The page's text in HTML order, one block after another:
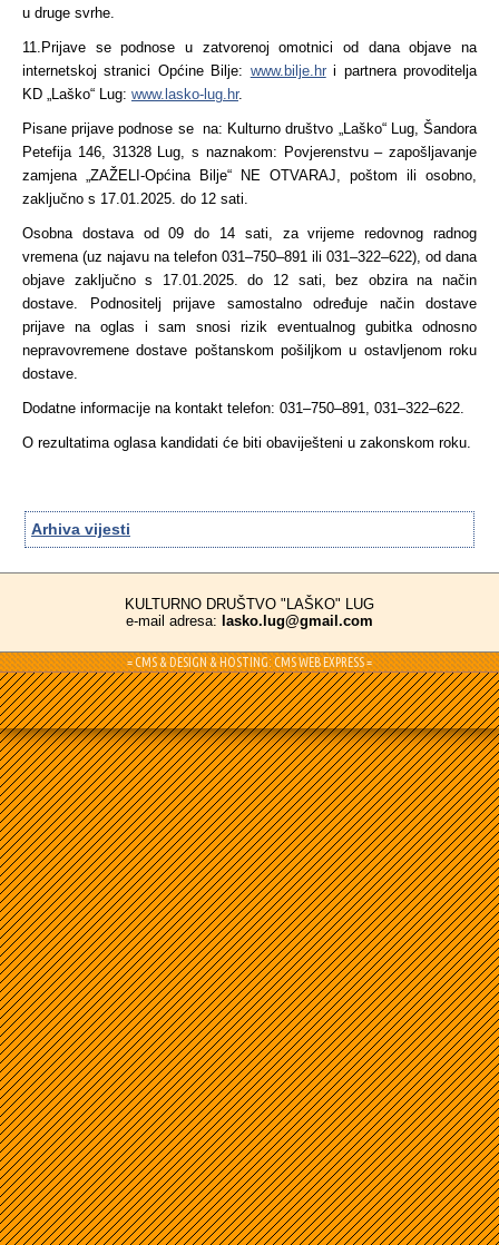
u druge svrhe.
11.Prijave se podnose u zatvorenoj omotnici od dana objave na
internetskoj stranici Općine Bilje: www.bilje.hri partnera provoditelja
KD „Laško“ Lug: www.lasko-lug.hr.
Pisane prijave podnose se na: Kulturno društvo „Laško“ Lug, Šandora
Petefija 146, 31328 Lug, s naznakom: Povjerenstvu – zapošljavanje
zamjena „ZAŽELI-Općina Bilje“ NE OTVARAJ, poštom ili osobno,
zaključno s 17.01.2025. do 12 sati.
Osobna dostava od 09 do 14 sati, za vrijeme redovnog radnog
vremena (uz najavu na telefon 031–750–891 ili 031–322–622), od dana
objave zaključno s 17.01.2025. do 12 sati, bez obzira na način
dostave. Podnositelj prijave samostalno određuje način dostave
prijave na oglas i sam snosi rizik eventualnog gubitka odnosno
nepravovremene dostave poštanskom pošiljkom u ostavljenom roku
dostave.
Dodatne informacije na kontakt telefon: 031–750–891, 031–322–622.
O rezultatima oglasa kandidati će biti obaviješteni u zakonskom roku.
Arhiva vijesti
KULTURNO DRUŠTVO "LAŠKO" LUG
e-mail adresa: lasko.lug@gmail.com
= CMS & DESIGN & HOSTING: CMS WEB EXPRESS =